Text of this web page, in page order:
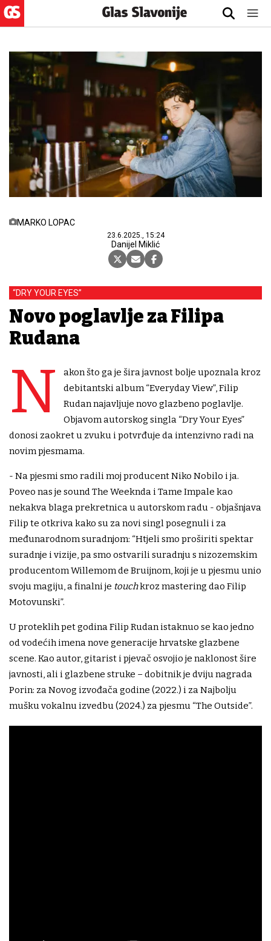
MARKO LOPAC
23.6.2025., 15:24
Danijel Miklić
“DRY YOUR EYES”
Novo poglavlje za Filipa
Rudana
N
akon što ga je šira javnost bolje upoznala kroz
debitantski album “Everyday View”, Filip
Rudan najavljuje novo glazbeno poglavlje.
Objavom autorskog singla “Dry Your Eyes”
donosi zaokret u zvuku i potvrđuje da intenzivno radi na
novim pjesmama.
- Na pjesmi smo radili moj producent Niko Nobilo i ja.
Poveo nas je sound The Weeknda i Tame Impale kao
nekakva blaga prekretnica u autorskom radu - objašnjava
Filip te otkriva kako su za novi singl posegnuli i za
međunarodnom suradnjom: “Htjeli smo proširiti spektar
suradnje i vizije, pa smo ostvarili suradnju s nizozemskim
producentom Willemom de Bruijnom, koji je u pjesmu unio
svoju magiju, a finalni je touchkroz mastering dao Filip
Motovunski”.
U proteklih pet godina Filip Rudan istaknuo se kao jedno
od vodećih imena nove generacije hrvatske glazbene
scene. Kao autor, gitarist i pjevač osvojio je naklonost šire
javnosti, ali i glazbene struke – dobitnik je dviju nagrada
Porin: za Novog izvođača godine (2022.) i za Najbolju
mušku vokalnu izvedbu (2024.) za pjesmu “The Outside”.